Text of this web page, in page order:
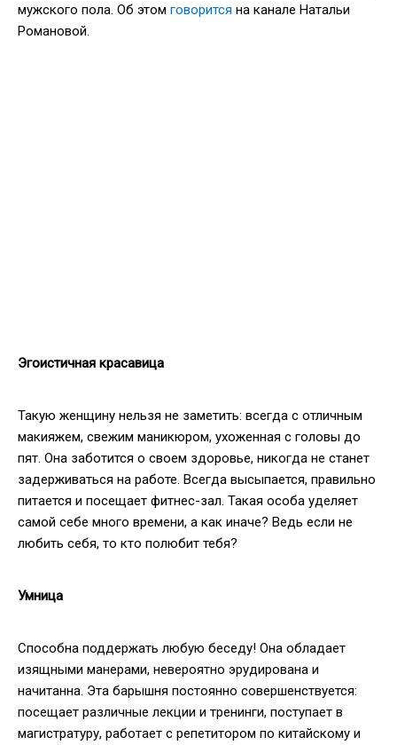
мужского пола. Об этом говорится на канале Натальи
Романовой.
Эгоистичная красавица
Такую женщину нельзя не заметить: всегда с отличным
макияжем, свежим маникюром, ухоженная с головы до
пят. Она заботится о своем здоровье, никогда не станет
задерживаться на работе. Всегда высыпается, правильно
питается и посещает фитнес-зал. Такая особа уделяет
самой себе много времени, а как иначе? Ведь если не
любить себя, то кто полюбит тебя?
Умница
Способна поддержать любую беседу! Она обладает
изящными манерами, невероятно эрудирована и
начитанна. Эта барышня постоянно совершенствуется:
посещает различные лекции и тренинги, поступает в
магистратуру, работает с репетитором по китайскому и